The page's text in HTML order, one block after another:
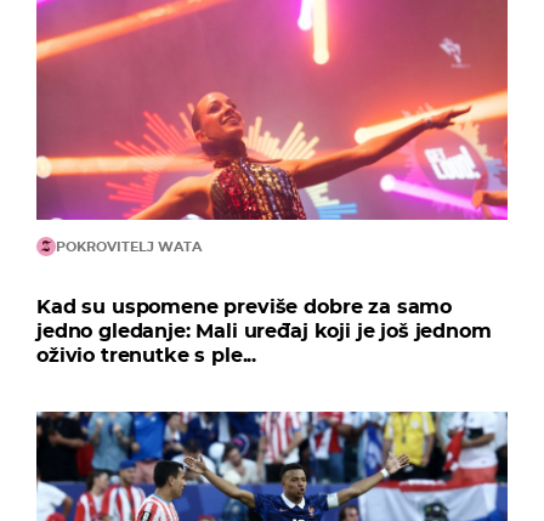
POKROVITELJ WATA
Kad su uspomene previše dobre za samo
jedno gledanje: Mali uređaj koji je još jednom
oživio trenutke s ple...